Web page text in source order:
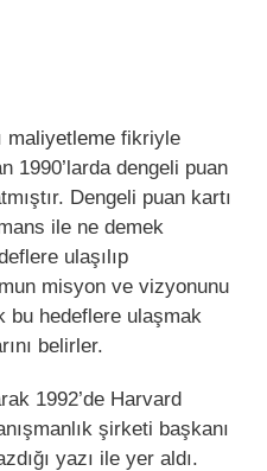
maliyetleme fikriyle
1990’larda dengeli puan
Dengeli puan kartı
ile ne demek
ulaşılıp
misyon ve vizyonunu
bu hedeflere ulaşmak
belirler.
1992’de Harvard
şirketi başkanı
yazı ile yer aldı.